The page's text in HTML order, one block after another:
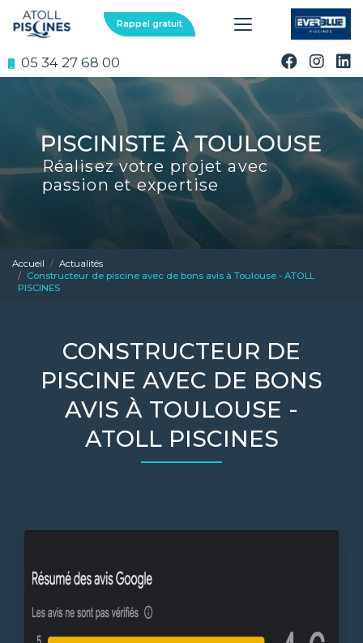
au
contenu
05 34 27 68 00
Rappel gratuit
Réalisez votre projet avec
passion et expertise
Accueil
Actualités
Constructeur de piscine avec de bons avis à Toulouse - ATOLL
PISCINES
CONSTRUCTEUR DE
PISCINE AVEC DE BONS
AVIS À TOULOUSE -
ATOLL PISCINES